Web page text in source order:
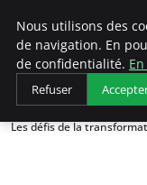
LECFCM
Accueil
Stratégies
Les défis de la
Nous utilisons des
de navigation. En
de confidentialité.
Refuser